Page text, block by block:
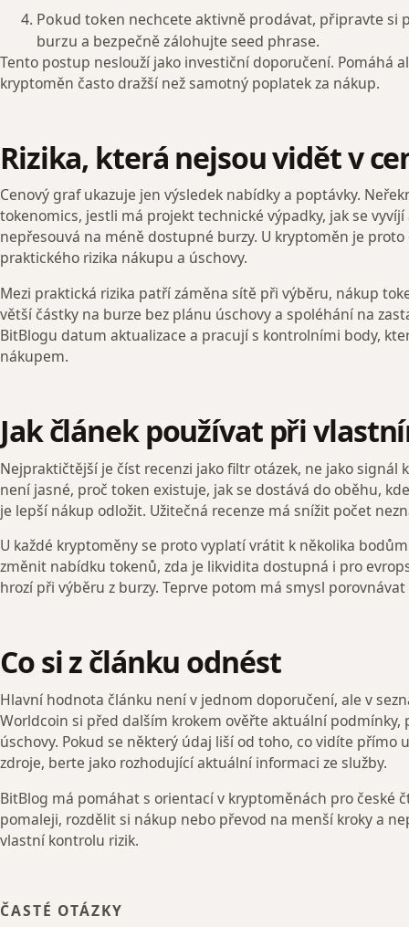
Pokud token nechcete aktivně prodávat, připravte si
burzu a bezpečně zálohujte seed phrase.
Tento postup neslouží jako investiční doporučení. Pomáhá
kryptoměn často dražší než samotný poplatek za nákup.
Rizika, která nejsou vidět v
Cenový graf ukazuje jen výsledek nabídky a poptávky.
tokenomics, jestli má projekt technické výpadky, jak se
nepřesouvá na méně dostupné burzy. U kryptoměn je
praktického rizika nákupu a úschovy.
Mezi praktická rizika patří záměna sítě při výběru, nákup
větší částky na burze bez plánu úschovy a spoléhání na
BitBlogu datum aktualizace a pracují s kontrolními body,
nákupem.
Jak článek používat při
Nejpraktičtější je číst recenzi jako filtr otázek, ne jako signál
není jasné, proč token existuje, jak se dostává do oběhu,
je lepší nákup odložit. Užitečná recenze má snížit počet
U každé kryptoměny se proto vyplatí vrátit k několika
změnit nabídku tokenů, zda je likvidita dostupná i pro
hrozí při výběru z burzy. Teprve potom má smysl
Co si z článku odnést
Hlavní hodnota článku není v jednom doporučení, ale v
Worldcoin si před dalším krokem ověřte aktuální podmínky,
úschovy. Pokud se některý údaj liší od toho, co vidíte přímo
zdroje, berte jako rozhodující aktuální informaci ze služby.
BitBlog má pomáhat s orientací v kryptoměnách pro české
pomaleji, rozdělit si nákup nebo převod na menší kroky a
vlastní kontrolu rizik.
ČASTÉ OTÁZKY